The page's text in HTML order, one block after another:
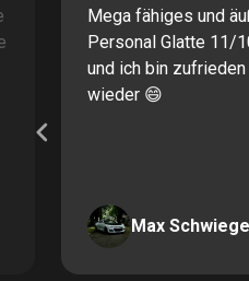
Mega fähiges und
Personal Glatte 11/
und ich bin
wieder 😄
Max